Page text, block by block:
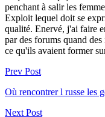
penchant à salir les
Exploit lequel doit se
qualité. Enervé, j'ai faire
par des forums quand
ce qu'ils avaient former
Prev Post
Où rencontrer l russe les
Next Post